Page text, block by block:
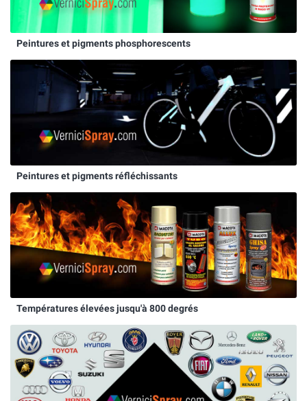
Peintures et pigments phosphorescents
Peintures et pigments réfléchissants
Températures élevées jusqu'à 800 degrés